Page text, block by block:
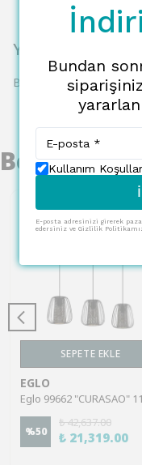
Yorumlar
Bu ürün için henüz
Benzer
SEPETE EKLE
EGLO
%50
₺ 42,637.00
₺ 21,319.00
Bundan
Kullanım
E-posta adresinizi girerek
edersiniz ve Gizlilik